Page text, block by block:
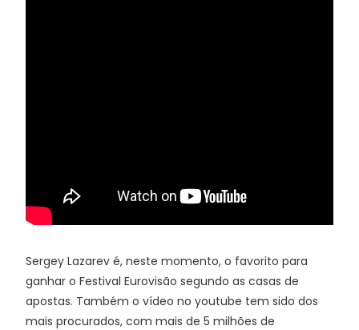
Sergey Lazarev é, neste momento, o favorito para
ganhar o Festival Eurovisão segundo as casas de
apostas. Também o vídeo no youtube tem sido dos
mais procurados, com mais de 5 milhões de